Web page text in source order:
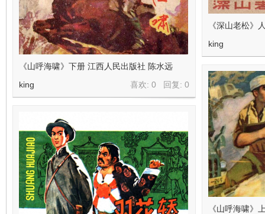
《深山老松》
king
《山呼海啸》下册 江西人民出版社 陈水远
喜欢: 0 回复: 0
king
《山呼海啸》